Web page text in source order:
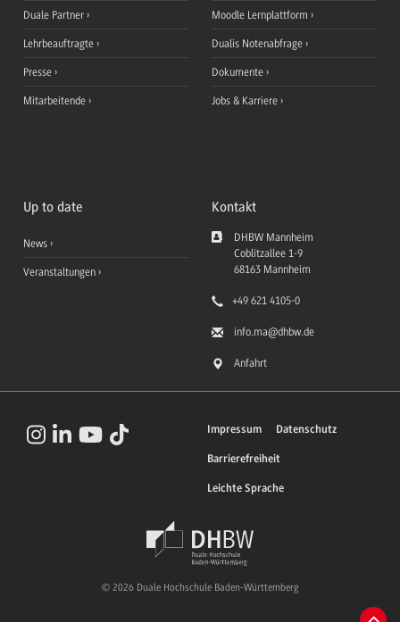
Duale Partner
Lehrbeauftragte
Presse
Mitarbeitende
Moodle Lernplattform
Dualis Notenabfrage
Dokumente
Jobs & Karriere
Up to date
News
Veranstaltungen
Kontakt
DHBW Mannheim
Coblitzallee 1-9
68163 Mannheim
+49 621 4105-0
info.ma@dhbw.de
Anfahrt
Impressum Datenschutz
Barrierefreiheit
Leichte Sprache
© 2026 Duale Hochschule Baden-Württemberg